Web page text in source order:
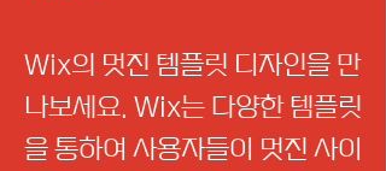
Wix의 멋진 템플릿 디자인을 만
나보세요. Wix는 다양한 템플릿
을 통하여 사용자들이 멋진 사이